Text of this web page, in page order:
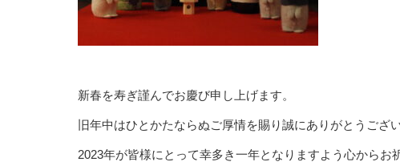
新春を寿ぎ謹んでお慶び申し上げます。
旧年中はひとかたならぬご厚情を賜り誠にありがとうござ
2023年が皆様にとって幸多き一年となりますよう心からお